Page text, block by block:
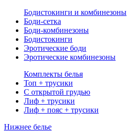
Бодистокинги и комбинезоны
Боди-сетка
Боди-комбинезоны
Бодистокинги
Эротические боди
Эротические комбинезоны
Комплекты белья
Топ + трусики
С открытой грудью
Лиф + трусики
Лиф + пояс + трусики
Нижнее белье